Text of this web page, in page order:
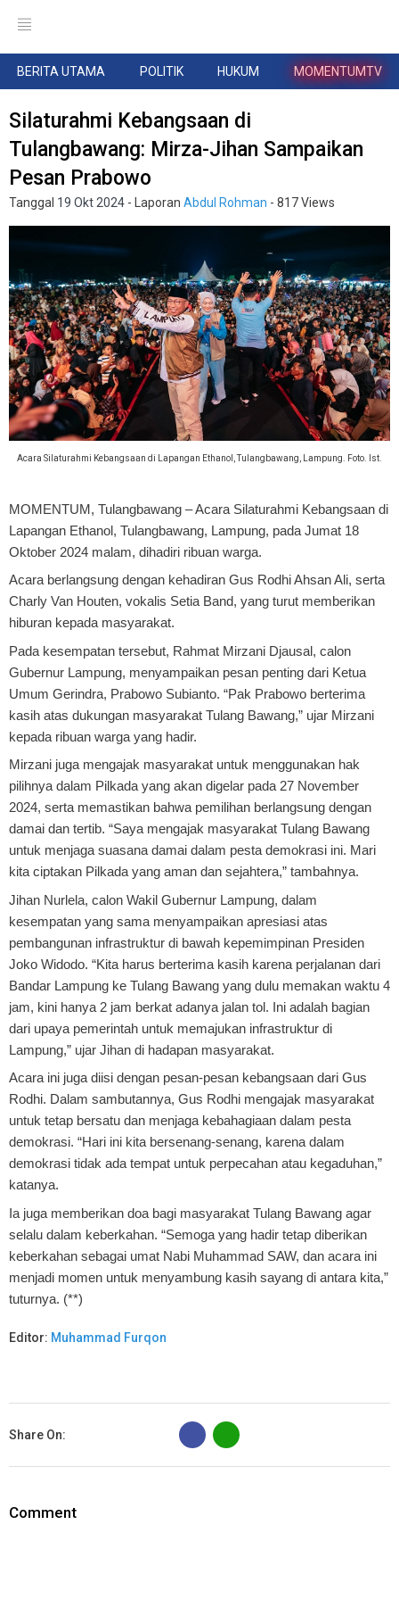
BERITA UTAMA POLITIK HUKUM MOMENTUMTV
Silaturahmi Kebangsaan di
Tulangbawang: Mirza-Jihan Sampaikan
Pesan Prabowo
Tanggal 19 Okt 2024 - Laporan Abdul Rohman - 817 Views
Acara Silaturahmi Kebangsaan di Lapangan Ethanol, Tulangbawang, Lampung. Foto. Ist.
MOMENTUM, Tulangbawang – Acara Silaturahmi Kebangsaan di
Lapangan Ethanol, Tulangbawang, Lampung, pada Jumat 18
Oktober 2024 malam, dihadiri ribuan warga.
Acara berlangsung dengan kehadiran Gus Rodhi Ahsan Ali, serta
Charly Van Houten, vokalis Setia Band, yang turut memberikan
hiburan kepada masyarakat.
Pada kesempatan tersebut, Rahmat Mirzani Djausal, calon
Gubernur Lampung, menyampaikan pesan penting dari Ketua
Umum Gerindra, Prabowo Subianto. “Pak Prabowo berterima
kasih atas dukungan masyarakat Tulang Bawang,” ujar Mirzani
kepada ribuan warga yang hadir.
Mirzani juga mengajak masyarakat untuk menggunakan hak
pilihnya dalam Pilkada yang akan digelar pada 27 November
2024, serta memastikan bahwa pemilihan berlangsung dengan
damai dan tertib. “Saya mengajak masyarakat Tulang Bawang
untuk menjaga suasana damai dalam pesta demokrasi ini. Mari
kita ciptakan Pilkada yang aman dan sejahtera,” tambahnya.
Jihan Nurlela, calon Wakil Gubernur Lampung, dalam
kesempatan yang sama menyampaikan apresiasi atas
pembangunan infrastruktur di bawah kepemimpinan Presiden
Joko Widodo. “Kita harus berterima kasih karena perjalanan dari
Bandar Lampung ke Tulang Bawang yang dulu memakan waktu 4
jam, kini hanya 2 jam berkat adanya jalan tol. Ini adalah bagian
dari upaya pemerintah untuk memajukan infrastruktur di
Lampung,” ujar Jihan di hadapan masyarakat.
Acara ini juga diisi dengan pesan-pesan kebangsaan dari Gus
Rodhi. Dalam sambutannya, Gus Rodhi mengajak masyarakat
untuk tetap bersatu dan menjaga kebahagiaan dalam pesta
demokrasi. “Hari ini kita bersenang-senang, karena dalam
demokrasi tidak ada tempat untuk perpecahan atau kegaduhan,”
katanya.
Ia juga memberikan doa bagi masyarakat Tulang Bawang agar
selalu dalam keberkahan. “Semoga yang hadir tetap diberikan
keberkahan sebagai umat Nabi Muhammad SAW, dan acara ini
menjadi momen untuk menyambung kasih sayang di antara kita,”
tuturnya. (**)
Editor: Muhammad Furqon
Share On:
B
Comment